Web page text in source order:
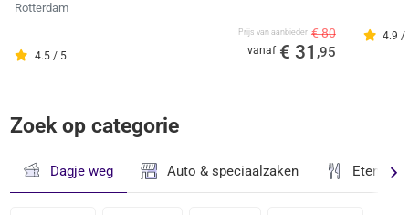
Rotterdam
4.5 / 5
Prijs van aanbieder € 80
vanaf € 31 ,95
4.9 /
Zoek op categorie
Dagje weg Auto & speciaalzaken Eten &